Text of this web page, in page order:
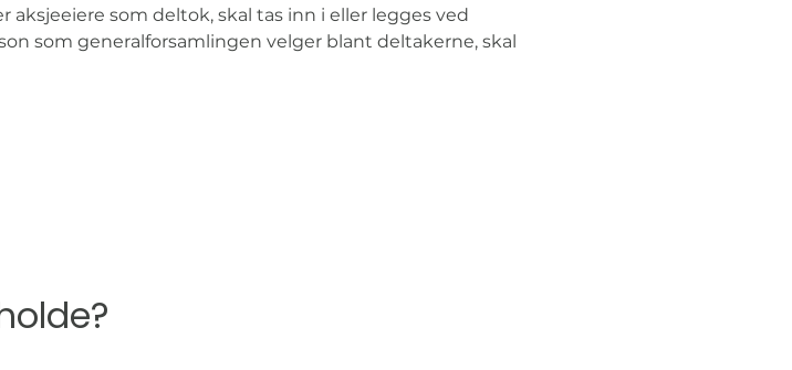
som deltok, skal tas inn i eller legges ved
som generalforsamlingen velger blant deltakerne, skal